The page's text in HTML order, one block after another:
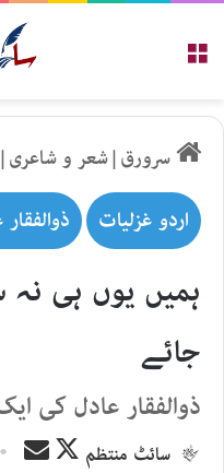
سرورق|شعر و شاعری|
اردو غزلیات
ہمیں یوں ہی نہ
جائے
ذوالفقار عادل کی
سائٹ منتظم
Follow